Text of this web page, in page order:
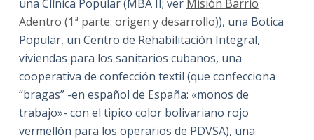
una Clínica Popular (MBA II; ver Misión Barrio
Adentro (1ª parte: origen y desarrollo)), una Botica
Popular, un Centro de Rehabilitación Integral,
viviendas para los sanitarios cubanos, una
cooperativa de confección textil (que confecciona
“bragas” -en español de España: «monos de
trabajo»- con el tipico color bolivariano rojo
vermellón para los operarios de PDVSA), una